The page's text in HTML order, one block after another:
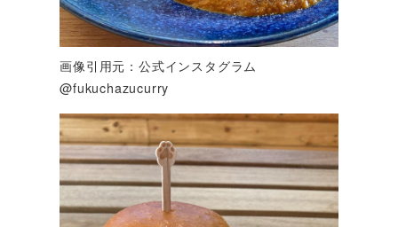
画像引用元：公式インスタグラム
@fukuchazucurry